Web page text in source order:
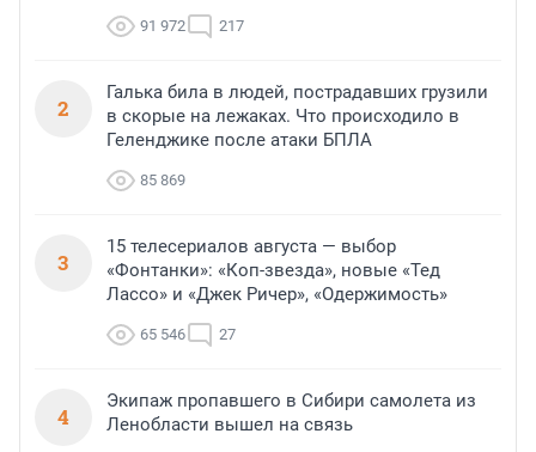
91 972 217
2
Галька била в людей, пострадавших грузили
в скорые на лежаках. Что происходило в
Геленджике после атаки БПЛА
85 869
3
15 телесериалов августа — выбор
«Фонтанки»: «Коп-звезда», новые «Тед
Лассо» и «Джек Ричер», «Одержимость»
65 546 27
4
Экипаж пропавшего в Сибири самолета из
Ленобласти вышел на связь